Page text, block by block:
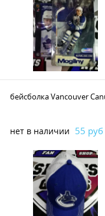
бейсболка Vancouver
нет в наличии 55 руб